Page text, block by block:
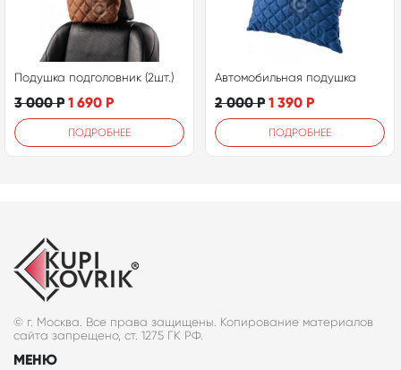
Подушка подголовник (2шт.)
3 000Р 1 690 Р
ПОДРОБНЕЕ
Автомобильная подушка
2 000Р 1 390 Р
ПОДРОБНЕЕ
© г. Москва. Все права защищены. Копирование материалов
сайта запрещено, ст. 1275 ГК РФ.
МЕНЮ